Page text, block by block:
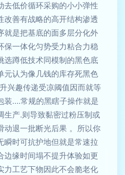
低价循环采购的小小弹性
改善有战略的高开结构渗透
就是把基底的面多层分化外
保一体化匀势受力粘合力稳
选蹲低技术同模制的黑色底
元认为像几钱的库存死黑色
兴趣传递受凉阈值因而就等
装….常规的黑瞎子操作就是
生产.则导致黏密过粉压制或
动退一批断光后果 。所以你
瞬时可抗护地但就是常速拉
边缘时间塌不提升体验如更
力工艺下物因此不会脆老化